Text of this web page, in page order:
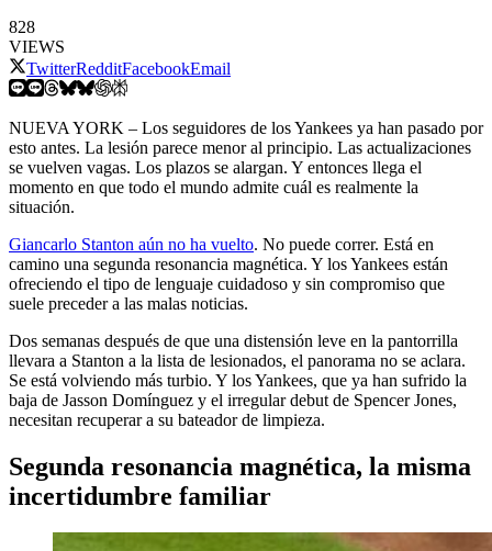
828
VIEWS
TwitterRedditFacebookEmail
NUEVA YORK – Los seguidores de los Yankees ya han pasado por
esto antes. La lesión parece menor al principio. Las actualizaciones
se vuelven vagas. Los plazos se alargan. Y entonces llega el
momento en que todo el mundo admite cuál es realmente la
situación.
Giancarlo Stanton aún no ha vuelto. No puede correr. Está en
camino una segunda resonancia magnética. Y los Yankees están
ofreciendo el tipo de lenguaje cuidadoso y sin compromiso que
suele preceder a las malas noticias.
Dos semanas después de que una distensión leve en la pantorrilla
llevara a Stanton a la lista de lesionados, el panorama no se aclara.
Se está volviendo más turbio. Y los Yankees, que ya han sufrido la
baja de Jasson Domínguez y el irregular debut de Spencer Jones,
necesitan recuperar a su bateador de limpieza.
Segunda resonancia magnética, la misma
incertidumbre familiar